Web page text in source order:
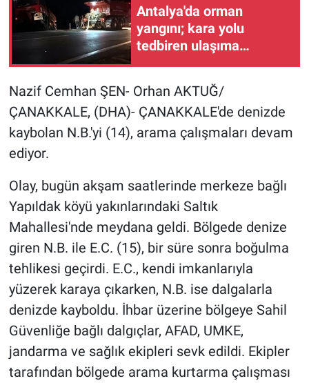
Antalya'da orman
yangını; kara yolu
tedbiren ulaşıma
kapatıldı
Nazif Cemhan ŞEN- Orhan AKTUĞ/
ÇANAKKALE, (DHA)- ÇANAKKALE'de denizde
kaybolan N.B.'yi (14), arama çalışmaları devam
ediyor.
Olay, bugün akşam saatlerinde merkeze bağlı
Yapıldak köyü yakınlarındaki Saltık
Mahallesi'nde meydana geldi. Bölgede denize
giren N.B. ile E.C. (15), bir süre sonra boğulma
tehlikesi geçirdi. E.C., kendi imkanlarıyla
yüzerek karaya çıkarken, N.B. ise dalgalarla
denizde kayboldu. İhbar üzerine bölgeye Sahil
Güvenliğe bağlı dalgıçlar, AFAD, UMKE,
jandarma ve sağlık ekipleri sevk edildi. Ekipler
tarafından bölgede arama kurtarma çalışması